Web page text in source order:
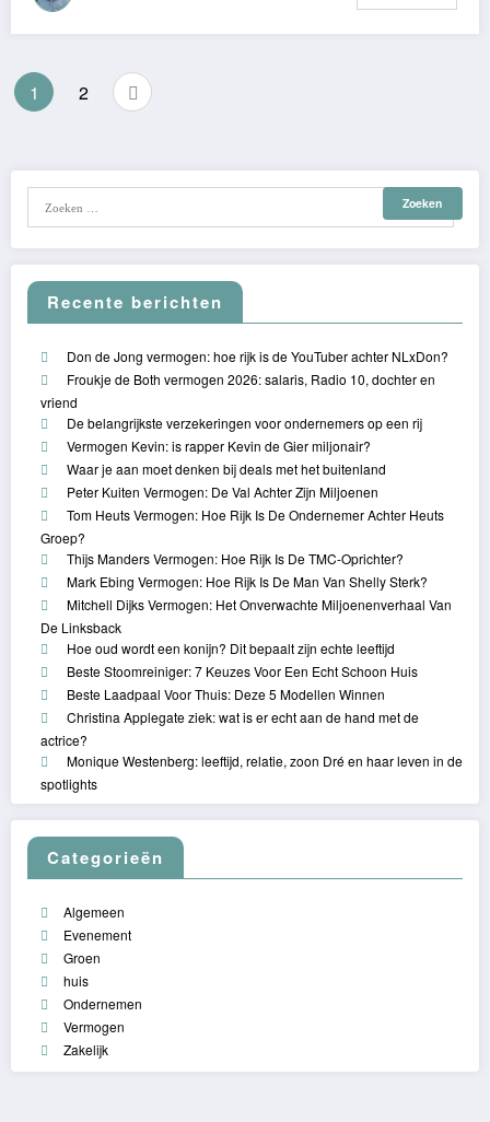
Berichten
1 2
Recente berichten
Don de Jong vermogen: hoe rijk is de YouTuber achter NLxDon?
Froukje de Both vermogen 2026: salaris, Radio 10, dochter en
vriend
De belangrijkste verzekeringen voor ondernemers op een rij
Vermogen Kevin: is rapper Kevin de Gier miljonair?
Waar je aan moet denken bij deals met het buitenland
Peter Kuiten Vermogen: De Val Achter Zijn Miljoenen
Tom Heuts Vermogen: Hoe Rijk Is De Ondernemer Achter Heuts
Groep?
Thijs Manders Vermogen: Hoe Rijk Is De TMC-Oprichter?
Mark Ebing Vermogen: Hoe Rijk Is De Man Van Shelly Sterk?
Mitchell Dijks Vermogen: Het Onverwachte Miljoenenverhaal Van
De Linksback
Hoe oud wordt een konijn? Dit bepaalt zijn echte leeftijd
Beste Stoomreiniger: 7 Keuzes Voor Een Echt Schoon Huis
Beste Laadpaal Voor Thuis: Deze 5 Modellen Winnen
Christina Applegate ziek: wat is er echt aan de hand met de
actrice?
Monique Westenberg: leeftijd, relatie, zoon Dré en haar leven in de
spotlights
Categorieën
Algemeen
Evenement
Groen
huis
Ondernemen
Vermogen
Zakelijk